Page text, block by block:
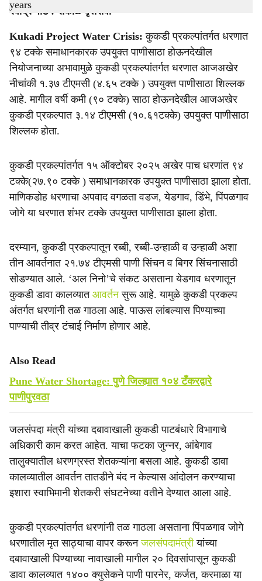
r
e
रवींद्र पाटे : सकाळ वृत्तसेवा
Kukadi Project Water Crisis: कुकडी प्रकल्पांतर्गत धरणात
९४ टक्के समाधानकारक उपयुक्त पाणीसाठा होऊनदेखील
नियोजनाच्या अभावामुळे कुकडी प्रकल्पांतर्गत धरणात आजअखेर
नीचांकी १.३७ टीएमसी (४.६५ टक्के ) उपयुक्त पाणीसाठा शिल्लक
आहे. मागील वर्षी कमी (९० टक्के) साठा होऊनदेखील आजअखेर
कुकडी प्रकल्पात ३.१४ टीएमसी (१०.६१टक्के) उपयुक्त पाणीसाठा
शिल्लक होता.
कुकडी प्रकल्पांतर्गत १५ ऑक्टोबर २०२५ अखेर पाच धरणांत ९४
टक्के(२७.९० टक्के ) समाधानकारक उपयुक्त पाणीसाठा झाला होता.
माणिकडोह धरणाचा अपवाद वगळता वडज, येडगाव, डिंभे, पिंपळगाव
जोगे या धरणात शंभर टक्के उपयुक्त पाणीसाठा झाला होता.
दरम्यान, कुकडी प्रकल्पातून रब्बी, रब्बी-उन्हाळी व उन्हाळी अशा
तीन आवर्तनात २१.७४ टीएमसी पाणी सिंचन व बिगर सिंचनासाठी
सोडण्यात आले. ‘अल निनो’चे संकट असताना येडगाव धरणातून
कुकडी डावा कालव्यात आवर्तनसुरू आहे. यामुळे कुकडी प्रकल्प
अंतर्गत धरणांनी तळ गाठला आहे. पाऊस लांबल्यास पिण्याच्या
पाण्याची तीव्र टंचाई निर्माण होणार आहे.
Also Read
Pune Water Shortage: पुणे जिल्ह्यात १०४ टँकरद्वारे
पाणीपुरवठा
जलसंपदा मंत्री यांच्या दबावाखाली कुकडी पाटबंधारे विभागाचे
अधिकारी काम करत आहेत. याचा फटका जुन्नर, आंबेगाव
तालुक्यातील धरणग्रस्त शेतकऱ्यांना बसला आहे. कुकडी डावा
कालव्यातील आवर्तन तातडीने बंद न केल्यास आंदोलन करण्याचा
इशारा स्वाभिमानी शेतकरी संघटनेच्या वतीने देण्यात आला आहे.
कुकडी प्रकल्पांतर्गत धरणांनी तळ गाठला असताना पिंपळगाव जोगे
धरणातील मृत साठ्याचा वापर करूनजलसंपदामंत्रीयांच्या
दबावाखाली पिण्याच्या नावाखाली मागील २० दिवसांपासून कुकडी
डावा कालव्यात १४०० क्युसेकने पाणी पारनेर, कर्जत, करमाळा या